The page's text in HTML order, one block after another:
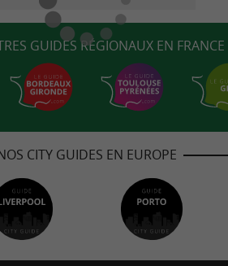
GUIDES RÉGIONAUX EN FRANCE
CITY GUIDES EN EUROPE